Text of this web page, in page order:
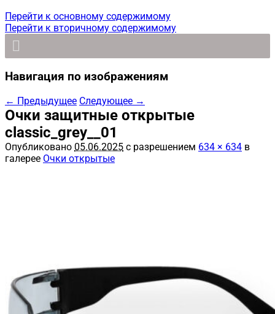
Перейти к основному содержимому
Перейти к вторичному содержимому
Навигация по изображениям
← Предыдущее Следующее →
Очки защитные открытые
classic_grey__01
Опубликовано 05.06.2025 с разрешением 634 × 634 в
галерее Очки открытые